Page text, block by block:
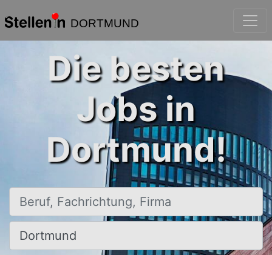
DORTMUND
Die besten
Jobs in
Dortmund!
Beruf, Fachrichtung, Firma
Ort, Stadt